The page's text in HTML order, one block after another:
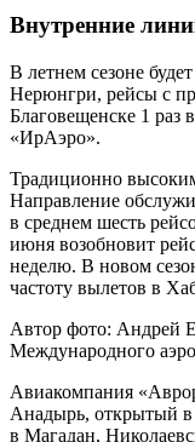
Внутренние
В летнем сезоне
Нерюнгри, рейсы с
Благовещенске 1 раз
«ИрАэро».
Традиционно
Направление
в среднем шесть
июня возобновит
неделю. В новом
частоту вылетов в
Автор фото: Андрей
Международного
Авиакомпания
Анадырь, открытый в
в Магадан,